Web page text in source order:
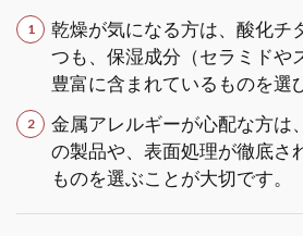
乾燥が気になる方は、酸化チ
つも、保湿成分（セラミドや
豊富に含まれているものを選
金属アレルギーが心配な方は
の製品や、表面処理が徹底さ
ものを選ぶことが大切です。